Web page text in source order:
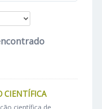
CIENTÍFICA